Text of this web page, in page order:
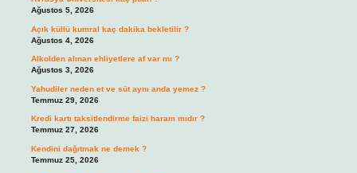
Ağustos 5, 2026
Açık küllü kumral kaç dakika bekletilir ?
Ağustos 4, 2026
Alkolden alınan ehliyetlere af var mı ?
Ağustos 3, 2026
Yahudiler neden et ve süt aynı anda yemez ?
Temmuz 29, 2026
Kredi kartı taksitlendirme faizi haram mıdır ?
Temmuz 27, 2026
Kendini dağıtmak ne demek ?
Temmuz 25, 2026